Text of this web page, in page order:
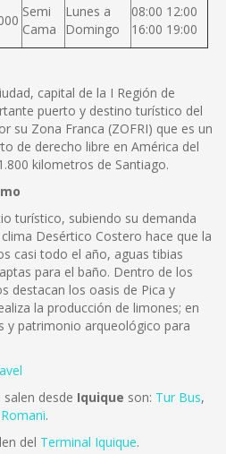
Semi
Cama
Lunes a
Domingo
08:00 12:00
16:00 19:00
capital de la I Región de
puerto y destino turístico del
su Zona Franca (ZOFRI) que es un
de derecho libre en América del
kilometros de Santiago.
turístico, subiendo su demanda
Desértico Costero hace que la
casi todo el año, aguas tibias
para el baño. Dentro de los
destacan los oasis de Pica y
la producción de limones; en
y patrimonio arqueológico para
desde Iquique son: Tur Bus,
.
del Terminal Iquique.